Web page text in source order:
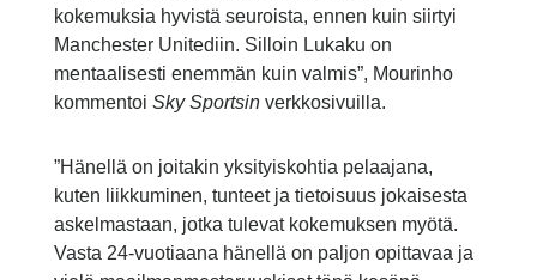
kokemuksia hyvistä seuroista, ennen kuin siirtyi
Manchester Unitediin. Silloin Lukaku on
mentaalisesti enemmän kuin valmis”, Mourinho
kommentoi Sky Sportsinverkkosivuilla.
”Hänellä on joitakin yksityiskohtia pelaajana,
kuten liikkuminen, tunteet ja tietoisuus jokaisesta
askelmastaan, jotka tulevat kokemuksen myötä.
Vasta 24-vuotiaana hänellä on paljon opittavaa ja